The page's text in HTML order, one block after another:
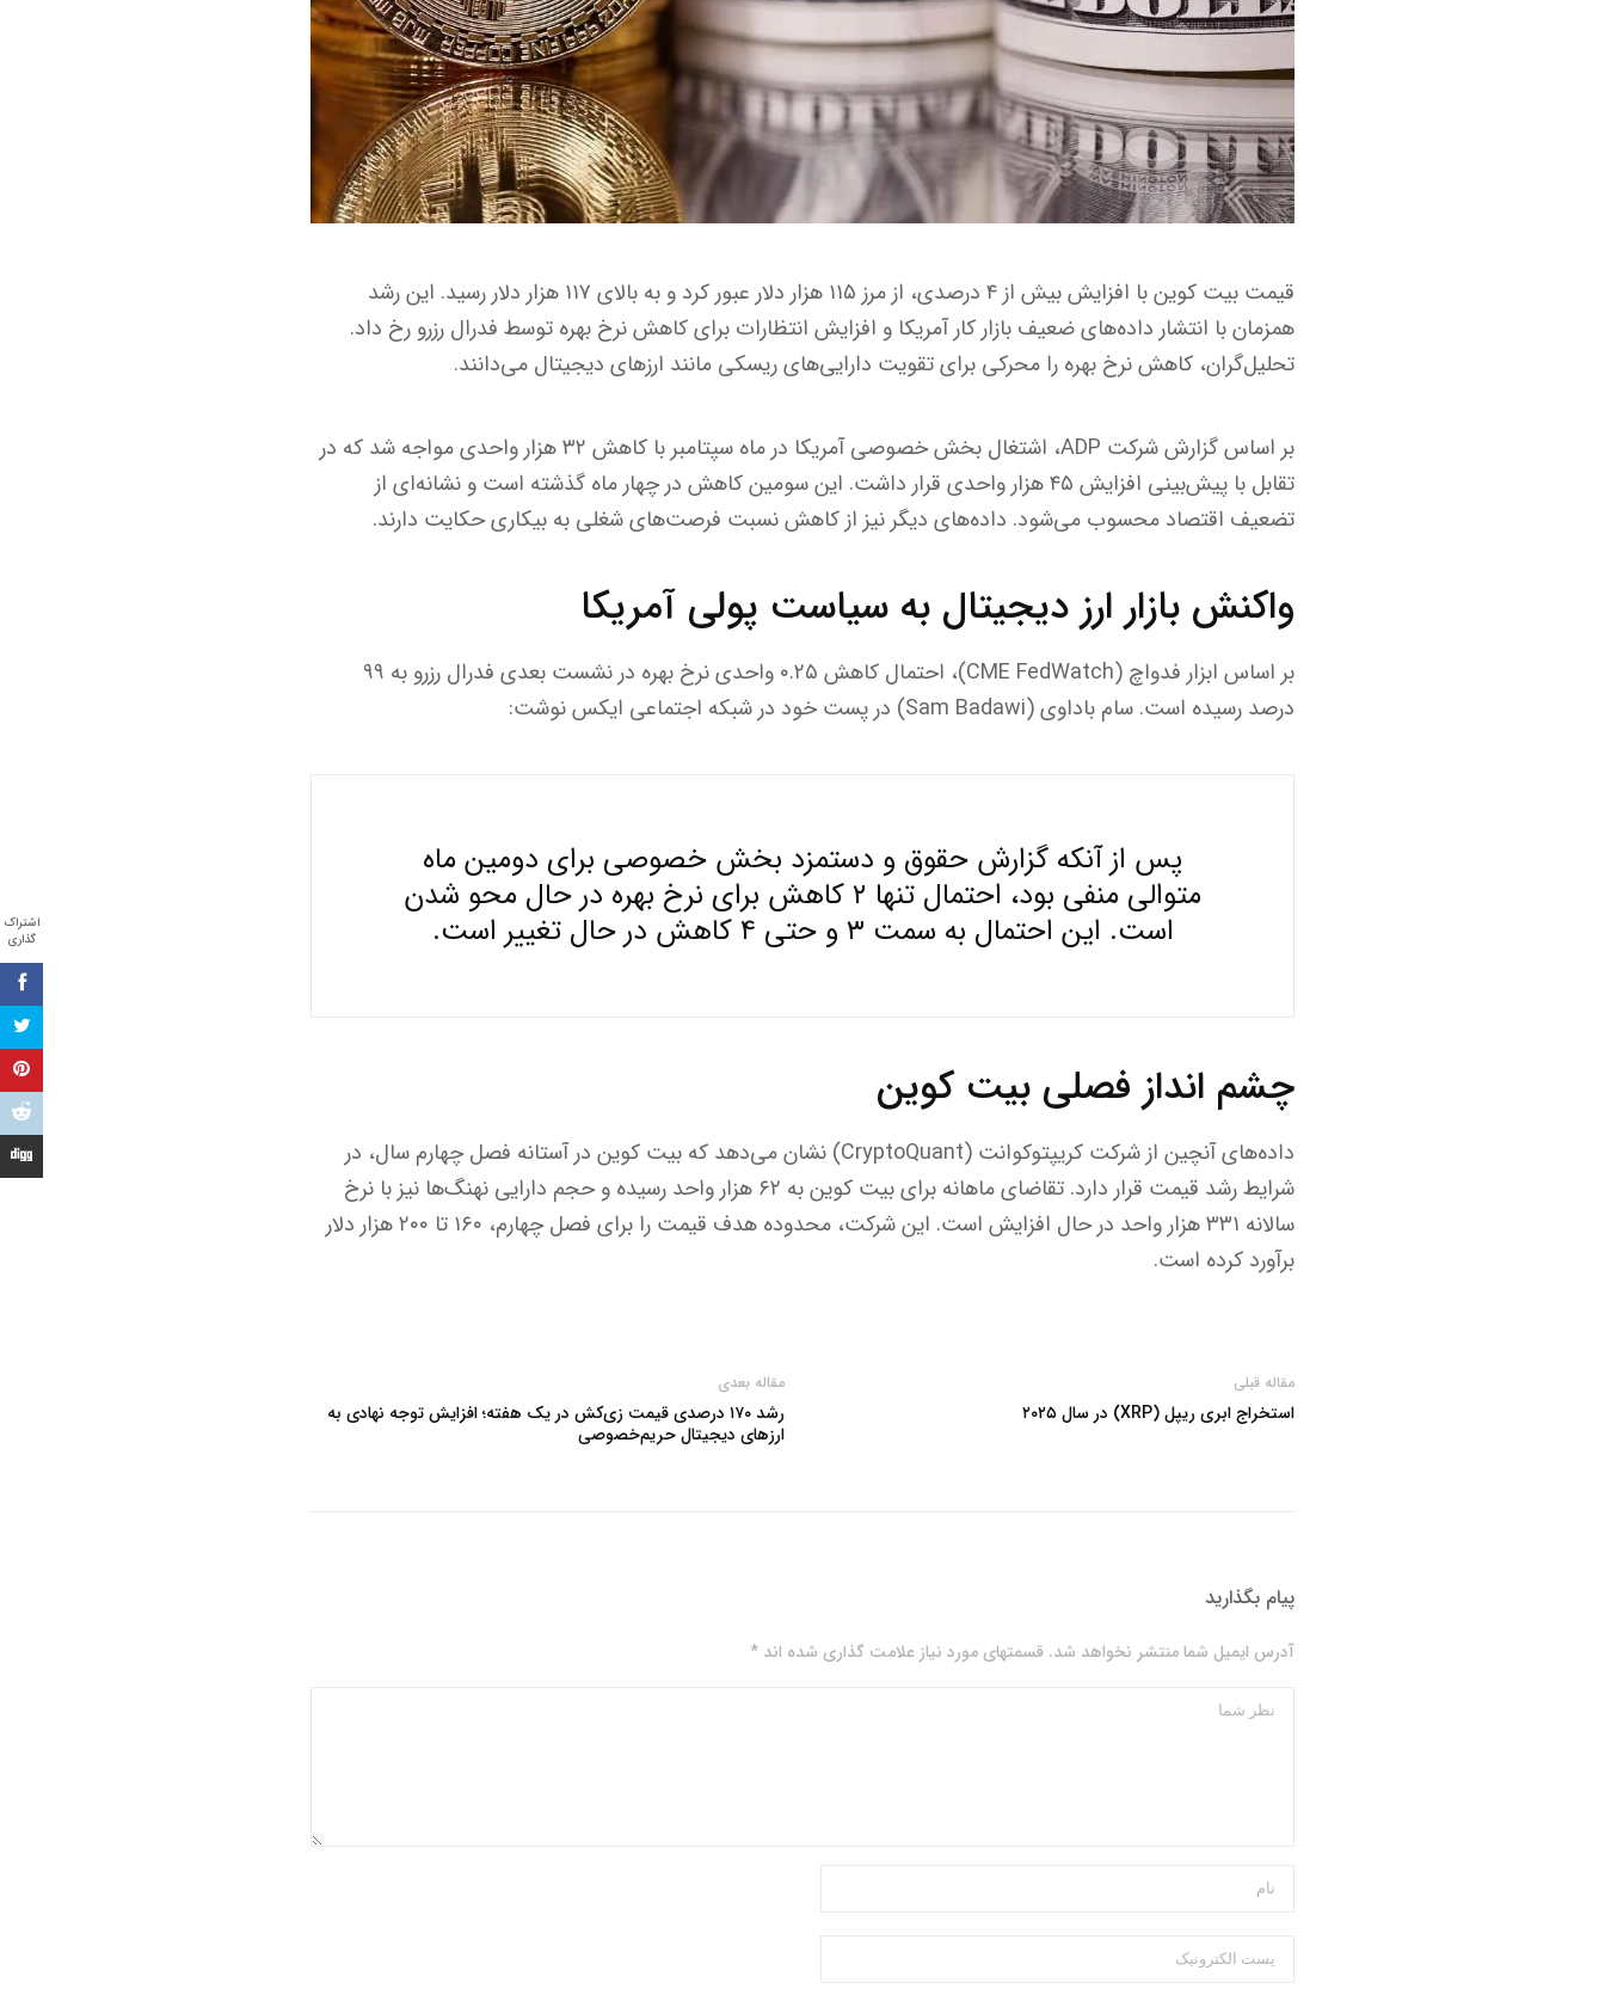
اشتراک
گذاری
قیمت بیت کوین با افزایش بیش از ۴ درصدی، از مرز ۱۱۵ هزار دلار عبور کرد و به بالای ۱۱۷ هزار دلار رسید. این رشد
همزمان با انتشار داده‌های ضعیف بازار کار آمریکا و افزایش انتظارات برای کاهش نرخ بهره توسط فدرال رزرو رخ داد.
تحلیل‌گران، کاهش نرخ بهره را محرکی برای تقویت دارایی‌های ریسکی مانند ارزهای دیجیتال می‌دانند.
بر اساس گزارش شرکت ADP، اشتغال بخش خصوصی آمریکا در ماه سپتامبر با کاهش ۳۲ هزار واحدی مواجه شد که در
تقابل با پیش‌بینی افزایش ۴۵ هزار واحدی قرار داشت. این سومین کاهش در چهار ماه گذشته است و نشانه‌ای از
تضعیف اقتصاد محسوب می‌شود. داده‌های دیگر نیز از کاهش نسبت فرصت‌های شغلی به بیکاری حکایت دارند.
واکنش بازار ارز دیجیتال به سیاست پولی آمریکا
بر اساس ابزار فدواچ (CME FedWatch)، احتمال کاهش ۰.۲۵ واحدی نرخ بهره در نشست بعدی فدرال رزرو به ۹۹
درصد رسیده است. سام باداوی (Sam Badawi) در پست خود در شبکه اجتماعی ایکس نوشت:
پس از آنکه گزارش حقوق و دستمزد بخش خصوصی برای دومین ماه
متوالی منفی بود، احتمال تنها ۲ کاهش برای نرخ بهره در حال محو شدن
است. این احتمال به سمت ۳ و حتی ۴ کاهش در حال تغییر است.
چشم انداز فصلی بیت کوین
داده‌های آنچین از شرکت کریپتوکوانت (CryptoQuant) نشان می‌دهد که بیت کوین در آستانه فصل چهارم سال، در
شرایط رشد قیمت قرار دارد. تقاضای ماهانه برای بیت کوین به ۶۲ هزار واحد رسیده و حجم دارایی نهنگ‌ها نیز با نرخ
سالانه ۳۳۱ هزار واحد در حال افزایش است. این شرکت، محدوده هدف قیمت را برای فصل چهارم، ۱۶۰ تا ۲۰۰ هزار دلار
برآورد کرده است.
مقاله قبلی
استخراج ابری ریپل (XRP) در سال ۲۰۲۵
مقاله بعدی
رشد ۱۷۰ درصدی قیمت زی‌کش در یک هفته؛ افزایش توجه نهادی به
ارزهای دیجیتال حریم‌خصوصی
پیام بگذارید
آدرس ایمیل شما منتشر نخواهد شد. قسمتهای مورد نیاز علامت گذاری شده اند *